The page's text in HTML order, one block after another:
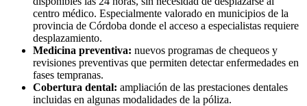
centro médico. Especialmente valorado en municipios de la
provincia de Córdoba donde el acceso a especialistas requiere
desplazamiento.
Medicina preventiva: nuevos programas de chequeos y
revisiones preventivas que permiten detectar enfermedades en
fases tempranas.
Cobertura dental: ampliación de las prestaciones dentales
incluidas en algunas modalidades de la póliza.